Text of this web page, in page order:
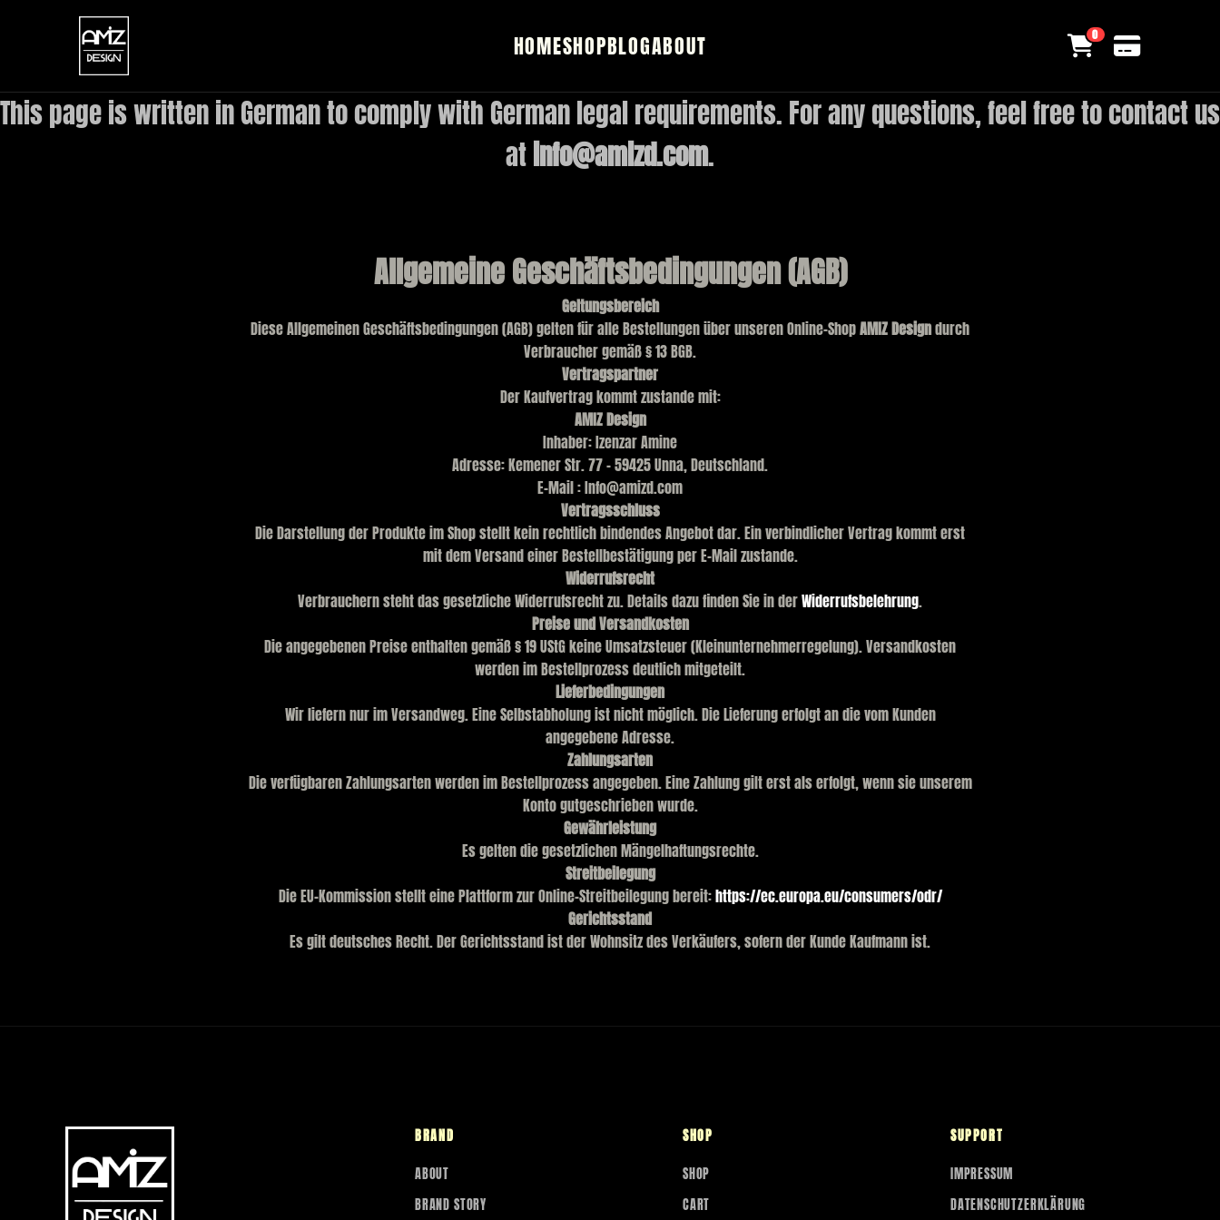
HOMESHOPBLOGABOUT 0
This page is written in German to comply with German legal requirements. For any questions, feel free to contact us
at info@amizd.com.
Allgemeine Geschäftsbedingungen (AGB)
Geltungsbereich
Diese Allgemeinen Geschäftsbedingungen (AGB) gelten für alle Bestellungen über unseren Online-ShopAMIZ Designdurch
Verbraucher gemäß § 13 BGB.
Vertragspartner
Der Kaufvertrag kommt zustande mit:
AMIZ Design
Inhaber: Izenzar Amine
Adresse: Kemener Str. 77 - 59425 Unna, Deutschland.
E-Mail : Info@amizd.com
Vertragsschluss
Die Darstellung der Produkte im Shop stellt kein rechtlich bindendes Angebot dar. Ein verbindlicher Vertrag kommt erst
mit dem Versand einer Bestellbestätigung per E-Mail zustande.
Widerrufsrecht
Verbrauchern steht das gesetzliche Widerrufsrecht zu. Details dazu finden Sie in derWiderrufsbelehrung.
Preise und Versandkosten
Die angegebenen Preise enthalten gemäß § 19 UStG keine Umsatzsteuer (Kleinunternehmerregelung). Versandkosten
werden im Bestellprozess deutlich mitgeteilt.
Lieferbedingungen
Wir liefern nur im Versandweg. Eine Selbstabholung ist nicht möglich. Die Lieferung erfolgt an die vom Kunden
angegebene Adresse.
Zahlungsarten
Die verfügbaren Zahlungsarten werden im Bestellprozess angegeben. Eine Zahlung gilt erst als erfolgt, wenn sie unserem
Konto gutgeschrieben wurde.
Gewährleistung
Es gelten die gesetzlichen Mängelhaftungsrechte.
Streitbeilegung
Die EU-Kommission stellt eine Plattform zur Online-Streitbeilegung bereit:https://ec.europa.eu/consumers/odr/
Gerichtsstand
Es gilt deutsches Recht. Der Gerichtsstand ist der Wohnsitz des Verkäufers, sofern der Kunde Kaufmann ist.
BRAND
ABOUT
BRAND STORY
SHOP
SHOP
CART
SUPPORT
IMPRESSUM
DATENSCHUTZERKLÄRUNG